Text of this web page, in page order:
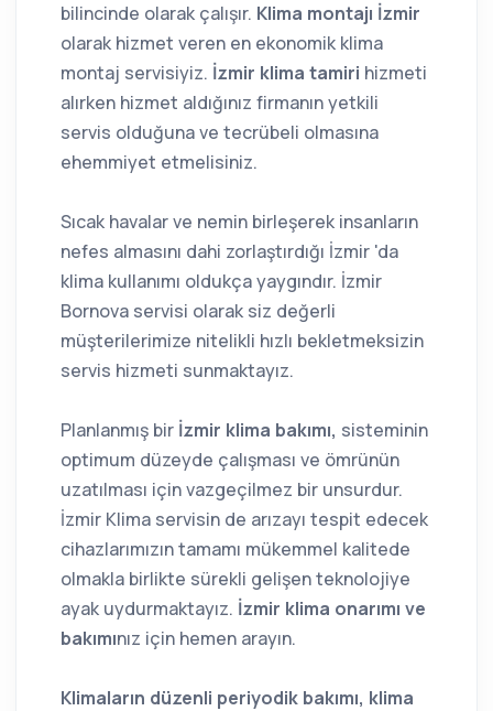
bilincinde olarak çalışır. Klima montajı İzmir
olarak hizmet veren en ekonomik klima
montaj servisiyiz. İzmir klima tamiri hizmeti
alırken hizmet aldığınız firmanın yetkili
servis olduğuna ve tecrübeli olmasına
ehemmiyet etmelisiniz.
Sıcak havalar ve nemin birleşerek insanların
nefes almasını dahi zorlaştırdığı İzmir 'da
klima kullanımı oldukça yaygındır. İzmir
Bornova servisi olarak siz değerli
müşterilerimize nitelikli hızlı bekletmeksizin
servis hizmeti sunmaktayız.
Planlanmış bir İzmir klima bakımı, sisteminin
optimum düzeyde çalışması ve ömrünün
uzatılması için vazgeçilmez bir unsurdur.
İzmir Klima servisin de arızayı tespit edecek
cihazlarımızın tamamı mükemmel kalitede
olmakla birlikte sürekli gelişen teknolojiye
ayak uydurmaktayız. İzmir klima onarımı ve
bakımınız için hemen arayın.
Klimaların düzenli periyodik bakımı, klima